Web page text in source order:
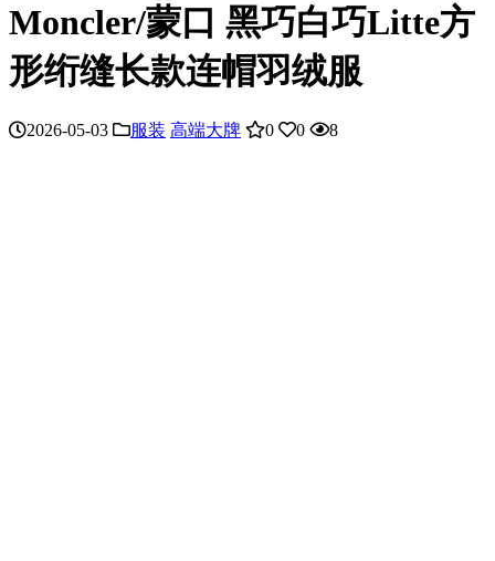
Moncler/蒙口 黑巧白巧Litte方
形绗缝长款连帽羽绒服
2026-05-03 服装 高端大牌 0 0 8